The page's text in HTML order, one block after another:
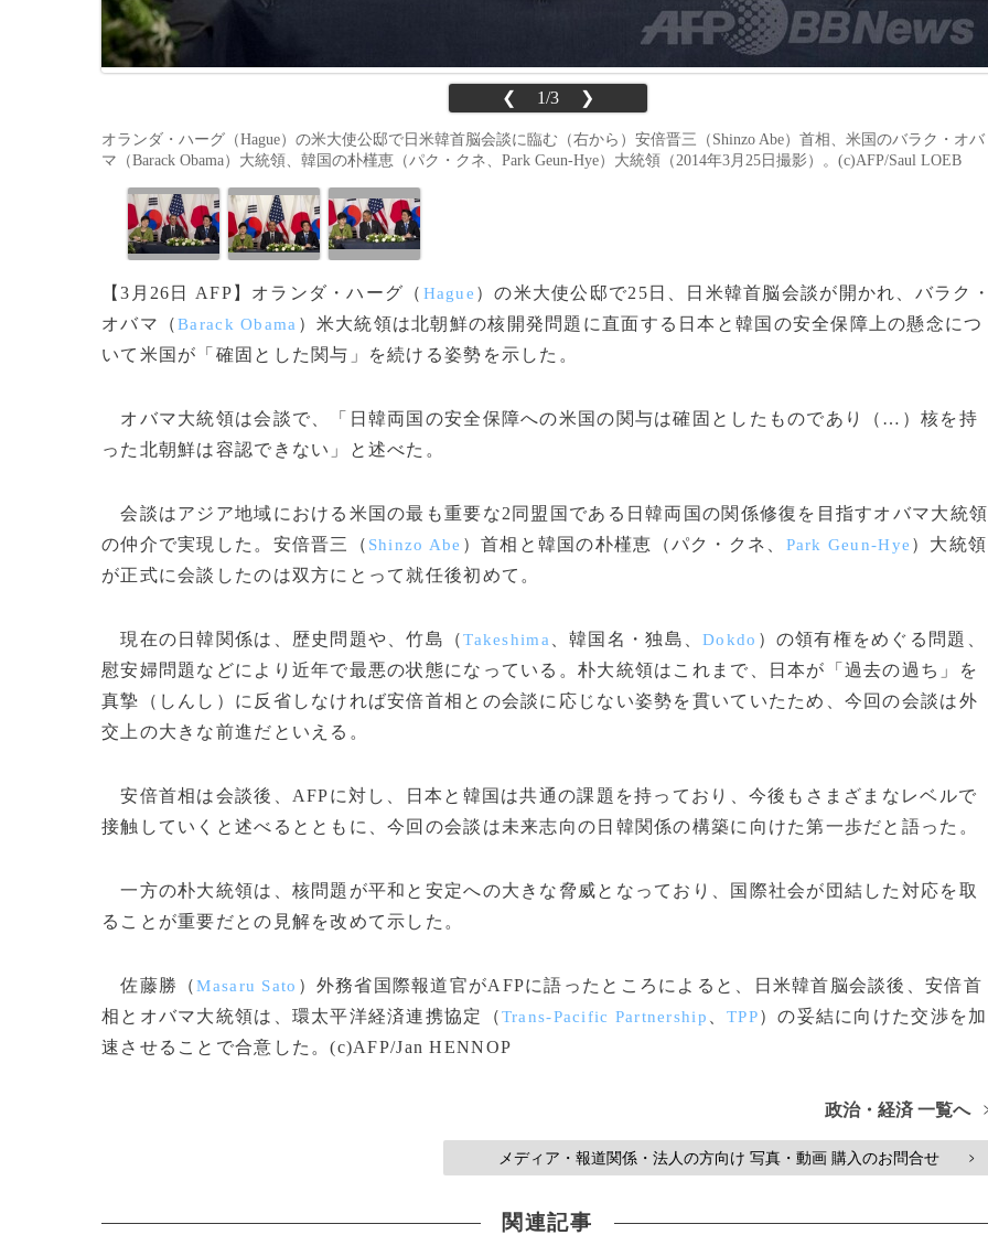
❮ 1/3 ❯
オランダ・ハーグ（Hague）の米大使公邸で日米韓首脳会談に臨む（右から）安倍晋三（Shinzo Abe）首相、米国のバラク・オバ
マ（Barack Obama）大統領、韓国の朴槿恵（パク・クネ、Park Geun-Hye）大統領（2014年3月25日撮影）。(c)AFP/Saul LOEB
【3月26日 AFP】オランダ・ハーグ（ Hague ）の米大使公邸で25日、日米韓首脳会談が開かれ、バラク
オバマ（Barack Obama ）米大統領は北朝鮮の核開発問題に直面する日本と韓国の安全保障上の懸念につ
いて米国が「確固とした関与」を続ける姿勢を示した。
オバマ大統領は会談で、「日韓両国の安全保障への米国の関与は確固としたものであり（…）核を持
った北朝鮮は容認できない」と述べた。
会談はアジア地域における米国の最も重要な2同盟国である日韓両国の関係修復を目指すオバマ大統領
の仲介で実現した。安倍晋三（ Shinzo Abe ）首相と韓国の朴槿恵（パク・クネ、 Park Geun-Hye ）大統領
が正式に会談したのは双方にとって就任後初めて。
現在の日韓関係は、歴史問題や、竹島（Takeshima 、韓国名・独島、Dokdo ）の領有権をめぐる問題、
慰安婦問題などにより近年で最悪の状態になっている。朴大統領はこれまで、日本が「過去の過ち」を
真摯（しんし）に反省しなければ安倍首相との会談に応じない姿勢を貫いていたため、今回の会談は外
交上の大きな前進だといえる。
安倍首相は会談後、AFPに対し、日本と韓国は共通の課題を持っており、今後もさまざまなレベルで
接触していくと述べるとともに、今回の会談は未来志向の日韓関係の構築に向けた第一歩だと語った。
一方の朴大統領は、核問題が平和と安定への大きな脅威となっており、国際社会が団結した対応を取
ることが重要だとの見解を改めて示した。
佐藤勝（Masaru Sato ）外務省国際報道官がAFPに語ったところによると、日米韓首脳会談後、安倍首
相とオバマ大統領は、環太平洋経済連携協定（Trans-Pacific Partnership 、TPP）の妥結に向けた交渉を加
速させることで合意した。(c)AFP/Jan HENNOP
政治・経済 一覧へ
メディア・報道関係・法人の方向け 写真・動画 購入のお問合せ >
関連記事